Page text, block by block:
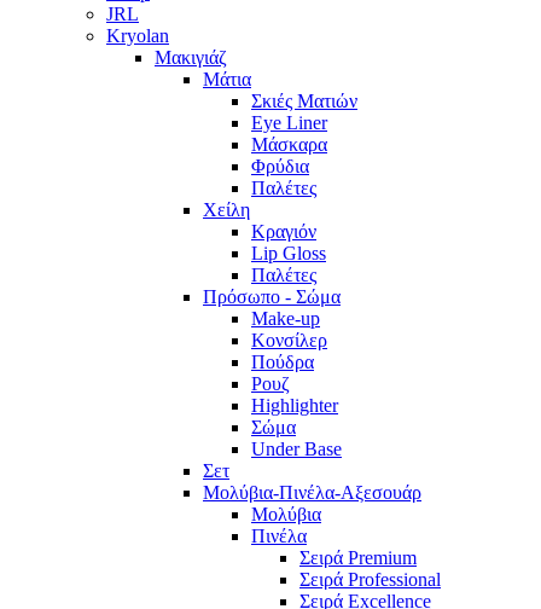
JRL
Kryolan
Μακιγιάζ
Μάτια
Σκιές Ματιών
Eye Liner
Μάσκαρα
Φρύδια
Παλέτες
Χείλη
Κραγιόν
Lip Gloss
Παλέτες
Πρόσωπο - Σώμα
Make-up
Κονσίλερ
Πούδρα
Ρουζ
Highlighter
Σώμα
Under Base
Σετ
Μολύβια-Πινέλα-Αξεσουάρ
Μολύβια
Πινέλα
Σειρά Premium
Σειρά Professional
Σειρά Excellence